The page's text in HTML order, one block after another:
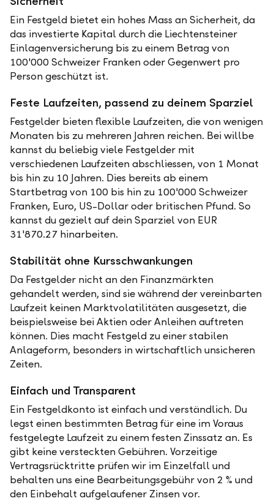
Ein Festgeld bietet ein hohes Mass an Sicherheit, da
das investierte Kapital durch die Liechtensteiner
Einlagenversicherung bis zu einem Betrag von
100'000 Schweizer Franken oder Gegenwert pro
Person geschützt ist.
Feste Laufzeiten, passend zu deinem Sparziel
Festgelder bieten flexible Laufzeiten, die von wenigen
Monaten bis zu mehreren Jahren reichen. Bei willbe
kannst du beliebig viele Festgelder mit
verschiedenen Laufzeiten abschliessen, von 1 Monat
bis hin zu 10 Jahren. Dies bereits ab einem
Startbetrag von 100 bis hin zu 100'000 Schweizer
Franken, Euro, US-Dollar oder britischen Pfund. So
kannst du gezielt auf dein Sparziel von EUR
31'870.27 hinarbeiten.
Stabilität ohne Kursschwankungen
Da Festgelder nicht an den Finanzmärkten
gehandelt werden, sind sie während der vereinbarten
Laufzeit keinen Marktvolatilitäten ausgesetzt, die
beispielsweise bei Aktien oder Anleihen auftreten
können. Dies macht Festgeld zu einer stabilen
Anlageform, besonders in wirtschaftlich unsicheren
Zeiten.
Einfach und Transparent
Ein Festgeldkonto ist einfach und verständlich. Du
legst einen bestimmten Betrag für eine im Voraus
festgelegte Laufzeit zu einem festen Zinssatz an. Es
gibt keine versteckten Gebühren. Vorzeitige
Vertragsrücktritte prüfen wir im Einzelfall und
behalten uns eine Bearbeitungsgebühr von 2 % und
den Einbehalt aufgelaufener Zinsen vor.